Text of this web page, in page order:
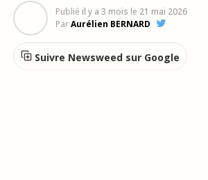
Publié il y a 3 mois le 21 mai 2026
ParAurélien BERNARD
Suivre Newsweed sur Google